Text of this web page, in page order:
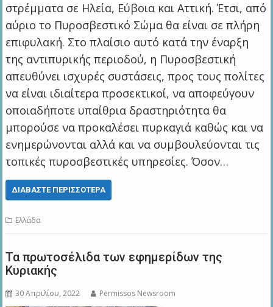
στρέμματα σε Ηλεία, Εύβοια και Αττική. Έτσι, από
αύριο το Πυροσβεστικό Σώμα θα είναι σε πλήρη
επιφυλακή. Στο πλαίσιο αυτό κατά την έναρξη
της αντιπυρικής περιοδού, η Πυροσβεστική
απευθύνει ισχυρές συστάσεις, προς τους πολίτες
να είναι ιδιαίτερα προσεκτικοί, να αποφεύγουν
οποιαδήποτε υπαίθρια δραστηριότητα θα
μπορούσε να προκαλέσει πυρκαγιά καθώς και να
ενημερώνονται αλλά και να συμβουλεύονται τις
τοπικές πυροσβεστικές υπηρεσίες. Όσον…
ΔΙΑΒΆΣΤΕ ΠΕΡΙΣΣΌΤΕΡΑ
Ελλάδα
Τα πρωτοσέλιδα των εφημερίδων της
Κυριακής
30 Απριλίου, 2022 Permissos Newsroom